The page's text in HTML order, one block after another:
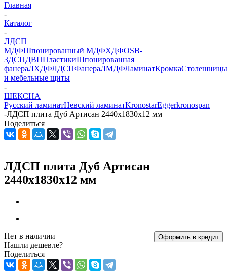
Главная
-
Каталог
-
ЛДСП
МДФШпонированный МДФХДФOSB-
3ДСПДВППластикиШпонированная
фанераЛХДФЛДСПФанераЛМДФЛаминатКромкаСтолешницы
и мебельные щиты
-
ШЕКСНА
Русский ламинатНевский ламинатKronostarEggerkronospan
-ЛДСП плита Дуб Артисан 2440х1830x12 мм
Поделиться
ЛДСП плита Дуб Артисан
2440х1830x12 мм
Оформить в кредит
Нет в наличии
Нашли дешевле?
Поделиться